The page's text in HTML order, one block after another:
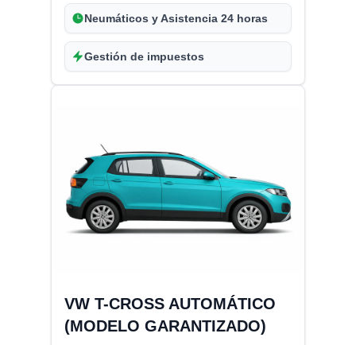
Neumáticos y Asistencia 24 horas
Gestión de impuestos
VW T-CROSS AUTOMÁTICO
(MODELO GARANTIZADO)